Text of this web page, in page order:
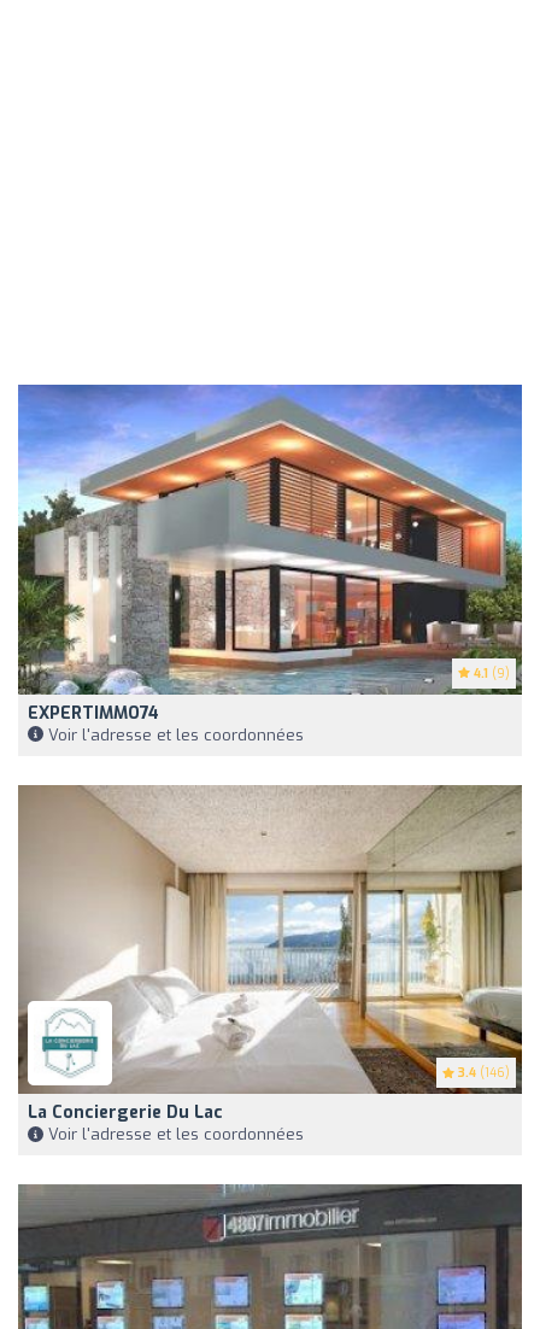
4.1 (9)
EXPERTIMMO74
Voir l'adresse et les coordonnées
3.4 (146)
La Conciergerie Du Lac
Voir l'adresse et les coordonnées